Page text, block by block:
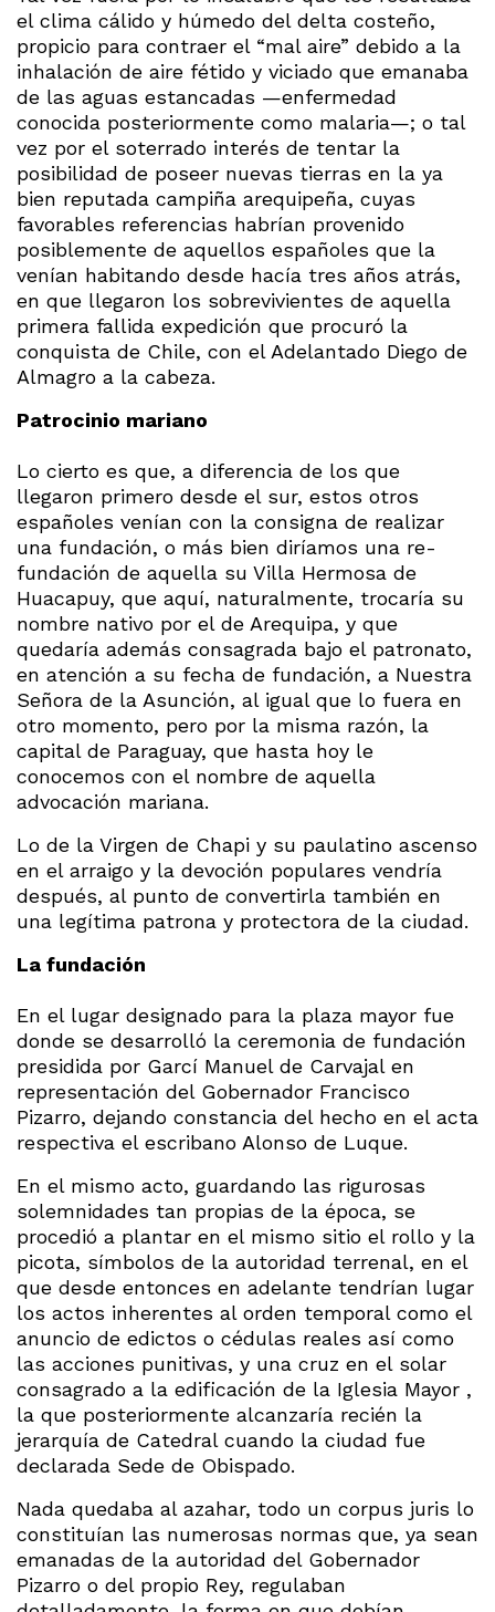
el clima cálido y húmedo del delta costeño,
propicio para contraer el “mal aire” debido a la
inhalación de aire fétido y viciado que emanaba
de las aguas estancadas —enfermedad
conocida posteriormente como malaria—; o tal
vez por el soterrado interés de tentar la
posibilidad de poseer nuevas tierras en la ya
bien reputada campiña arequipeña, cuyas
favorables referencias habrían provenido
posiblemente de aquellos españoles que la
venían habitando desde hacía tres años atrás,
en que llegaron los sobrevivientes de aquella
primera fallida expedición que procuró la
conquista de Chile, con el Adelantado Diego de
Almagro a la cabeza.
Patrocinio mariano
Lo cierto es que, a diferencia de los que
llegaron primero desde el sur, estos otros
españoles venían con la consigna de realizar
una fundación, o más bien diríamos una re-
fundación de aquella su Villa Hermosa de
Huacapuy, que aquí, naturalmente, trocaría su
nombre nativo por el de Arequipa, y que
quedaría además consagrada bajo el patronato,
en atención a su fecha de fundación, a Nuestra
Señora de la Asunción, al igual que lo fuera en
otro momento, pero por la misma razón, la
capital de Paraguay, que hasta hoy le
conocemos con el nombre de aquella
advocación mariana.
Lo de la Virgen de Chapi y su paulatino ascenso
en el arraigo y la devoción populares vendría
después, al punto de convertirla también en
una legítima patrona y protectora de la ciudad.
La fundación
En el lugar designado para la plaza mayor fue
donde se desarrolló la ceremonia de fundación
presidida por Garcí Manuel de Carvajal en
representación del Gobernador Francisco
Pizarro, dejando constancia del hecho en el acta
respectiva el escribano Alonso de Luque.
En el mismo acto, guardando las rigurosas
solemnidades tan propias de la época, se
procedió a plantar en el mismo sitio el rollo y la
picota, símbolos de la autoridad terrenal, en el
que desde entonces en adelante tendrían lugar
los actos inherentes al orden temporal como el
anuncio de edictos o cédulas reales así como
las acciones punitivas, y una cruz en el solar
consagrado a la edificación de la Iglesia Mayor ,
la que posteriormente alcanzaría recién la
jerarquía de Catedral cuando la ciudad fue
declarada Sede de Obispado.
Nada quedaba al azahar, todo un corpus juris lo
constituían las numerosas normas que, ya sean
emanadas de la autoridad del Gobernador
Pizarro o del propio Rey, regulaban